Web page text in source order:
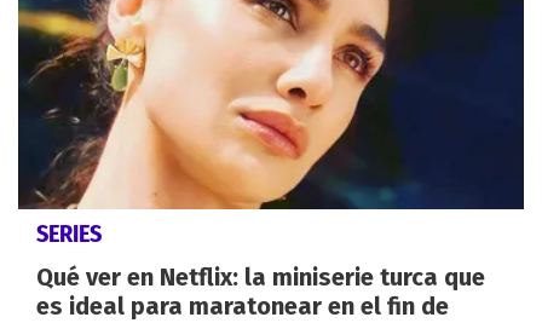
SERIES
Qué ver en Netflix: la miniserie turca que
es ideal para maratonear en el fin de